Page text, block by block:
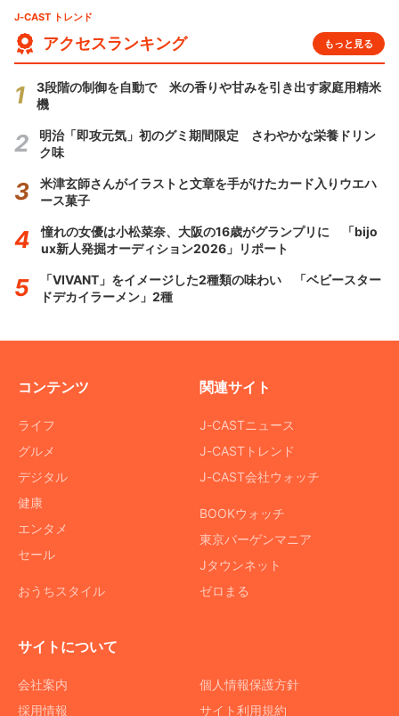
J-CAST トレンド
アクセスランキング もっと見る
3段階の制御を自動で 米の香りや甘みを引き出す家庭用精米
機
明治「即攻元気」初のグミ期間限定 さわやかな栄養ドリン
ク味
米津玄師さんがイラストと文章を手がけたカード入りウエハ
ース菓子
憧れの女優は小松菜奈、大阪の16歳がグランプリに 「bijo
ux新人発掘オーディション2026」リポート
「VIVANT」をイメージした2種類の味わい 「ベビースター
ドデカイラーメン」2種
コンテンツ
ライフ
グルメ
デジタル
健康
エンタメ
セール
おうちスタイル
関連サイト
J-CASTニュース
J-CASTトレンド
J-CAST会社ウォッチ
BOOKウォッチ
東京バーゲンマニア
Jタウンネット
ゼロまる
サイトについて
会社案内
採用情報
個人情報保護方針
サイト利用規約